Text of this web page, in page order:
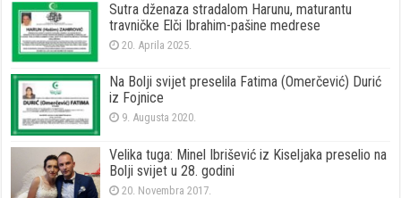
Sutra dženaza stradalom Harunu, maturantu
travničke Elči Ibrahim-pašine medrese
20. Aprila 2025.
Na Bolji svijet preselila Fatima (Omerčević) Durić
iz Fojnice
9. Augusta 2020.
Velika tuga: Minel Ibrišević iz Kiseljaka preselio na
Bolji svijet u 28. godini
20. Novembra 2017.